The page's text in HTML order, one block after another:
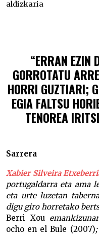
aldizkaria
“ERRAN EZIN
GORROTATU
HORRI GUZTIARI;
EGIA FALTSU
TENOREA
Sarrera
Xabier Silveira
portugaldarra eta ama
eta urte luzetan
digu giro horretako
Berri Xou
ocho en el Bule (2007);